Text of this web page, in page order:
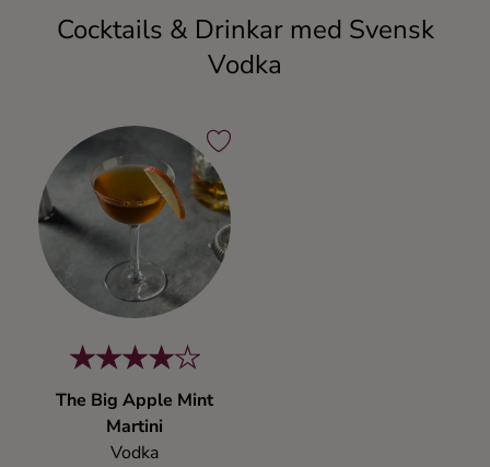
Champagne
Gin
Kaffe
Konjak
Likör
Cocktails & Drinkar med Svensk
Vodka
The Big Apple Mint
Martini
Vodka